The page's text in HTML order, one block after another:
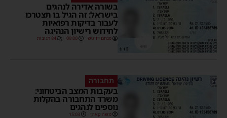
בשורה אדירה לנהגים
בישראל: זה הגיל בו תצטרכו
לעבור בדיקות רפואיות
לחידוש רישיון הנהיגה
מנחם דויטש 09:00 84 תגובות
תחבורה
בעקבות המצב הביטחוני:
משרד התחבורה בהקלות
נוספים לנהגים
משה קאהן 15:03